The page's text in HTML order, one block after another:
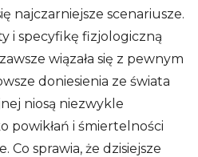
najczarniejsze scenariusze.
i specyfikę fizjologiczną
wiązała się z pewnym
doniesienia ze świata
niosą niezwykle
powikłań i śmiertelności
Co sprawia, że dzisiejsze